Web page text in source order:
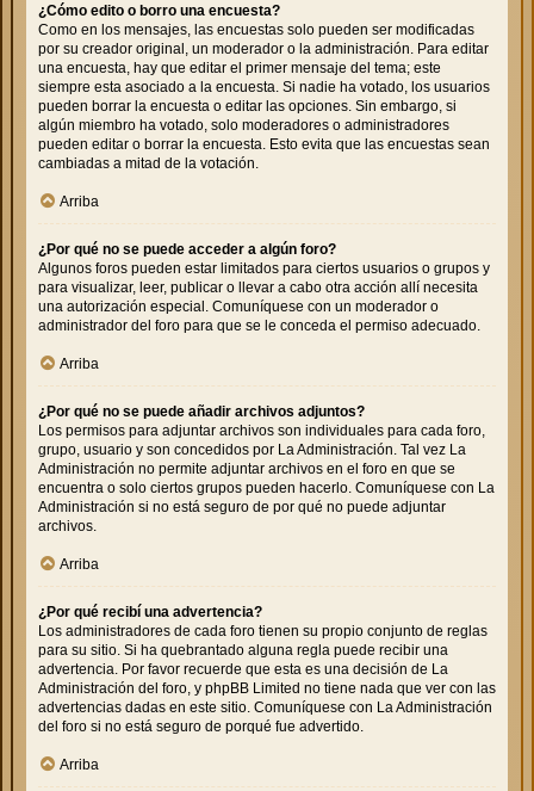
¿Cómo edito o borro una encuesta?
Como en los mensajes, las encuestas solo pueden ser modificadas
por su creador original, un moderador o la administración. Para editar
una encuesta, hay que editar el primer mensaje del tema; este
siempre esta asociado a la encuesta. Si nadie ha votado, los usuarios
pueden borrar la encuesta o editar las opciones. Sin embargo, si
algún miembro ha votado, solo moderadores o administradores
pueden editar o borrar la encuesta. Esto evita que las encuestas sean
cambiadas a mitad de la votación.
Arriba
¿Por qué no se puede acceder a algún foro?
Algunos foros pueden estar limitados para ciertos usuarios o grupos y
para visualizar, leer, publicar o llevar a cabo otra acción allí necesita
una autorización especial. Comuníquese con un moderador o
administrador del foro para que se le conceda el permiso adecuado.
Arriba
¿Por qué no se puede añadir archivos adjuntos?
Los permisos para adjuntar archivos son individuales para cada foro,
grupo, usuario y son concedidos por La Administración. Tal vez La
Administración no permite adjuntar archivos en el foro en que se
encuentra o solo ciertos grupos pueden hacerlo. Comuníquese con La
Administración si no está seguro de por qué no puede adjuntar
archivos.
Arriba
¿Por qué recibí una advertencia?
Los administradores de cada foro tienen su propio conjunto de reglas
para su sitio. Si ha quebrantado alguna regla puede recibir una
advertencia. Por favor recuerde que esta es una decisión de La
Administración del foro, y phpBB Limited no tiene nada que ver con las
advertencias dadas en este sitio. Comuníquese con La Administración
del foro si no está seguro de porqué fue advertido.
Arriba